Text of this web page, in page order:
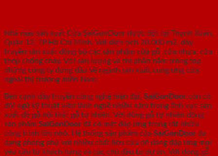
Nhà máy sản xuất Cửa SaiGonDoor được đặt tại Thạnh Xuân,
Quận 12, TP.Hồ Chí Minh. Với diện tích 20.000 m2, dây
truyền sản xuất đồng bộ các sản phẩm cửa gỗ ,cửa nhựa, cửa
thép chống cháy. Với sản lượng và thị phần nằm trong top
những công ty đứng đầu về ngành sản xuất cung ứng cửa
ngoài thị trường miền Nam.
Bên cạnh dây truyền công nghệ hiện đại, SaiGonDoor còn có
đội ngũ kỹ thuật viên lành nghề nhiều năm trong lĩnh vực sản
xuất đồ gỗ nội thất gỗ tự nhiên. Với dòng gỗ tự nhiên dòng
sản phẩm SaiGonDoor đã có mặt đáp ứng trong rất nhiều
công trình lớn nhỏ. Hệ thống sản phẩm của SaiGonDoor đa
dạng phong phú với nhiều chất liệu cửa dễ dàng đáp ứng mọi
yêu cầu từ khách hàng và các chủ đầu tư dự án. Với dòng gỗ